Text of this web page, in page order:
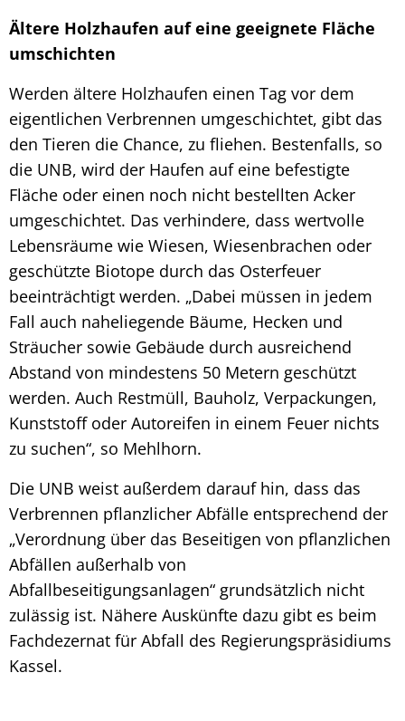
Ältere Holzhaufen auf eine geeignete Fläche
umschichten
Werden ältere Holzhaufen einen Tag vor dem
eigentlichen Verbrennen umgeschichtet, gibt das
den Tieren die Chance, zu fliehen. Bestenfalls, so
die UNB, wird der Haufen auf eine befestigte
Fläche oder einen noch nicht bestellten Acker
umgeschichtet. Das verhindere, dass wertvolle
Lebensräume wie Wiesen, Wiesenbrachen oder
geschützte Biotope durch das Osterfeuer
beeinträchtigt werden. „Dabei müssen in jedem
Fall auch naheliegende Bäume, Hecken und
Sträucher sowie Gebäude durch ausreichend
Abstand von mindestens 50 Metern geschützt
werden. Auch Restmüll, Bauholz, Verpackungen,
Kunststoff oder Autoreifen in einem Feuer nichts
zu suchen“, so Mehlhorn.
Die UNB weist außerdem darauf hin, dass das
Verbrennen pflanzlicher Abfälle entsprechend der
„Verordnung über das Beseitigen von pflanzlichen
Abfällen außerhalb von
Abfallbeseitigungsanlagen“ grundsätzlich nicht
zulässig ist. Nähere Auskünfte dazu gibt es beim
Fachdezernat für Abfall des Regierungspräsidiums
Kassel.